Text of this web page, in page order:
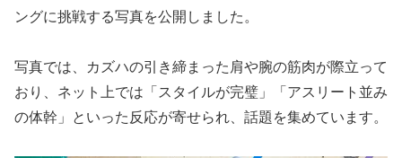
ングに挑戦する写真を公開しました。
写真では、カズハの引き締まった肩や腕の筋肉が際立って
おり、ネット上では「スタイルが完璧」「アスリート並み
の体幹」といった反応が寄せられ、話題を集めています。